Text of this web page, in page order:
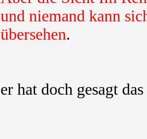
und niemand kann
übersehen.
er hat doch gesagt